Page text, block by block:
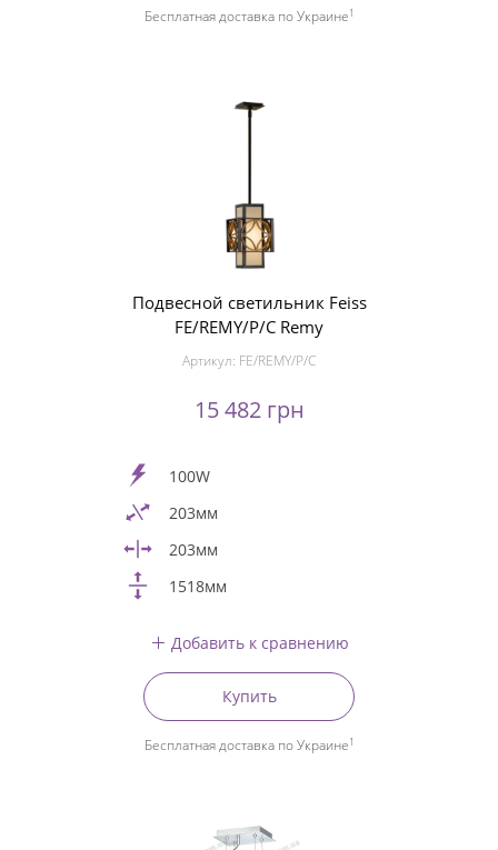
Бесплатная доставка по Украине1
Подвесной светильник Feiss
FE/REMY/P/C Remy
Артикул: FE/REMY/P/C
15 482 грн
100W
203мм
203мм
1518мм
Добавить к сравнению
Купить
Бесплатная доставка по Украине1